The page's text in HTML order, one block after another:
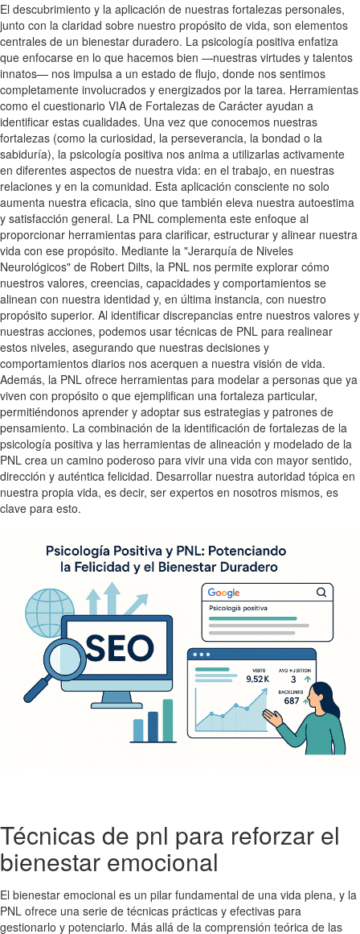
El descubrimiento y la aplicación de nuestras fortalezas personales,
junto con la claridad sobre nuestro propósito de vida, son elementos
centrales de un bienestar duradero. La psicología positiva enfatiza
que enfocarse en lo que hacemos bien —nuestras virtudes y talentos
innatos— nos impulsa a un estado de flujo, donde nos sentimos
completamente involucrados y energizados por la tarea. Herramientas
como el cuestionario VIA de Fortalezas de Carácter ayudan a
identificar estas cualidades. Una vez que conocemos nuestras
fortalezas (como la curiosidad, la perseverancia, la bondad o la
sabiduría), la psicología positiva nos anima a utilizarlas activamente
en diferentes aspectos de nuestra vida: en el trabajo, en nuestras
relaciones y en la comunidad. Esta aplicación consciente no solo
aumenta nuestra eficacia, sino que también eleva nuestra autoestima
y satisfacción general. La PNL complementa este enfoque al
proporcionar herramientas para clarificar, estructurar y alinear nuestra
vida con ese propósito. Mediante la "Jerarquía de Niveles
Neurológicos" de Robert Dilts, la PNL nos permite explorar cómo
nuestros valores, creencias, capacidades y comportamientos se
alinean con nuestra identidad y, en última instancia, con nuestro
propósito superior. Al identificar discrepancias entre nuestros valores y
nuestras acciones, podemos usar técnicas de PNL para realinear
estos niveles, asegurando que nuestras decisiones y
comportamientos diarios nos acerquen a nuestra visión de vida.
Además, la PNL ofrece herramientas para modelar a personas que ya
viven con propósito o que ejemplifican una fortaleza particular,
permitiéndonos aprender y adoptar sus estrategias y patrones de
pensamiento. La combinación de la identificación de fortalezas de la
psicología positiva y las herramientas de alineación y modelado de la
PNL crea un camino poderoso para vivir una vida con mayor sentido,
dirección y auténtica felicidad. Desarrollar nuestra autoridad tópica en
nuestra propia vida, es decir, ser expertos en nosotros mismos, es
clave para esto.
Técnicas de pnl para reforzar el
bienestar emocional
El bienestar emocional es un pilar fundamental de una vida plena, y la
PNL ofrece una serie de técnicas prácticas y efectivas para
gestionarlo y potenciarlo. Más allá de la comprensión teórica de las